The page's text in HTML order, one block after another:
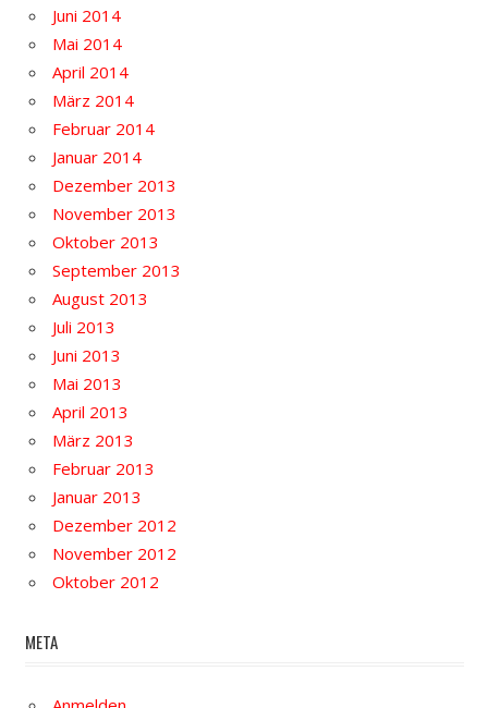
Juni 2014
Mai 2014
April 2014
März 2014
Februar 2014
Januar 2014
Dezember 2013
November 2013
Oktober 2013
September 2013
August 2013
Juli 2013
Juni 2013
Mai 2013
April 2013
März 2013
Februar 2013
Januar 2013
Dezember 2012
November 2012
Oktober 2012
META